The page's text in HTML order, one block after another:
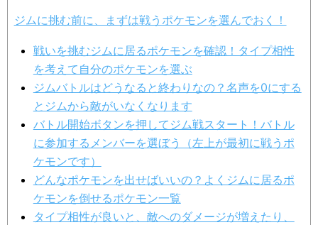
ジムに挑む前に、まずは戦うポケモンを選んでおく！
戦いを挑むジムに居るポケモンを確認！タイプ相性
を考えて自分のポケモンを選ぶ
ジムバトルはどうなると終わりなの？名声を0にする
とジムから敵がいなくなります
バトル開始ボタンを押してジム戦スタート！バトル
に参加するメンバーを選ぼう（左上が最初に戦うポ
ケモンです）
どんなポケモンを出せばいいの？よくジムに居るポ
ケモンを倒せるポケモン一覧
タイプ相性が良いと、敵へのダメージが増えたり、